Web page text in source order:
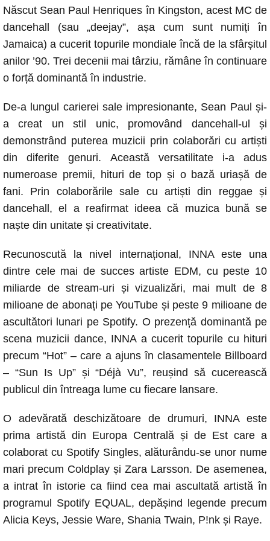
Născut Sean Paul Henriques în Kingston, acest MC de
dancehall (sau „deejay”, așa cum sunt numiți în
Jamaica) a cucerit topurile mondiale încă de la sfârșitul
anilor ’90. Trei decenii mai târziu, rămâne în continuare
o forță dominantă în industrie.
De-a lungul carierei sale impresionante, Sean Paul și-
a creat un stil unic, promovând dancehall-ul și
demonstrând puterea muzicii prin colaborări cu artiști
din diferite genuri. Această versatilitate i-a adus
numeroase premii, hituri de top și o bază uriașă de
fani. Prin colaborările sale cu artiști din reggae și
dancehall, el a reafirmat ideea că muzica bună se
naște din unitate și creativitate.
Recunoscută la nivel internațional, INNA este una
dintre cele mai de succes artiste EDM, cu peste 10
miliarde de stream-uri și vizualizări, mai mult de 8
milioane de abonați pe YouTube și peste 9 milioane de
ascultători lunari pe Spotify. O prezență dominantă pe
scena muzicii dance, INNA a cucerit topurile cu hituri
precum “Hot” – care a ajuns în clasamentele Billboard
– “Sun Is Up” și “Déjà Vu”, reușind să cucerească
publicul din întreaga lume cu fiecare lansare.
O adevărată deschizătoare de drumuri, INNA este
prima artistă din Europa Centrală și de Est care a
colaborat cu Spotify Singles, alăturându-se unor nume
mari precum Coldplay și Zara Larsson. De asemenea,
a intrat în istorie ca fiind cea mai ascultată artistă în
programul Spotify EQUAL, depășind legende precum
Alicia Keys, Jessie Ware, Shania Twain, P!nk și Raye.